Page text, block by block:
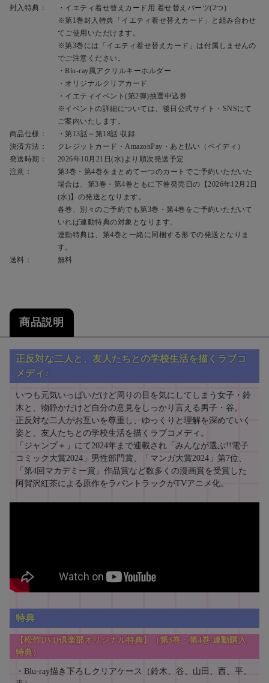
封入特典：
・イエティ着せ替えカード用 着せ替えパーツ(2つ)
※第1巻封入特典「イエティ着せ替えカード」と組み合わせ
てご使用いただけます。
※第3巻には「イエティ着せ替えカード」は付属しませんの
でご注意ください。
・Blu-ray風アクリルキーホルダー
・オリジナルクリアカード
・イエティイベント(第2弾)抽選申込券
※イベントの詳細については、後日公式サイト・SNSにて
ご案内いたします。
商品仕様：
・第13話～第18話 収録
決済方法：
クレジットカード・AmazonPay・あと払い（ペイディ）
発送時期：
2026年10月21日(水)より順次発送予定
注意：
第3巻・第4巻をまとめて一つのカートでご予約いただいた
場合は、第3巻・第4巻ともに下巻発売日の【2026年12月2日
(水)】の発送となります。
各巻、別々のご予約でも第3巻・第4巻をご予約いただいて
いれば連動特典の対象となります。
連動特典は、第4巻と一緒に同梱する形での発送となりま
す。
送料：
無料
商品説明
正反対な二人と、友人たちとの学校生活を描くラブコ
メディ♪
いつも元気いっぱいだけど周りの目を気にしてしまう女子・鈴
木と、物静かだけど自分の意見をしっかり言える男子・谷。
正反対な二人がお互いを尊重し、ゆっくりと理解を深めていく
姿と、友人たちとの学校生活を描くラブコメディ。
「ジャンプ＋」にて2024年まで連載され「みんなが選ぶ!!電子
コミック大賞2024」男性部門賞、「マンガ大賞2024」第7位、
「第4回マカデミー賞」作品賞など数多くの漫画賞を受賞した
阿賀沢紅茶による原作をラパントラックがTVアニメ化。
特典
【松竹DVD倶楽部オリジナル特典】（第3巻・第4巻 連動購入
特典）
・Blu-ray描き下ろしクリアケース（鈴木、谷、山田、西、平、